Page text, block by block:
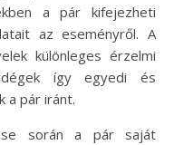
a pár kifejezheti
az eseményről. A
különleges érzelmi
így egyedi és
a pár iránt.
során a pár saját